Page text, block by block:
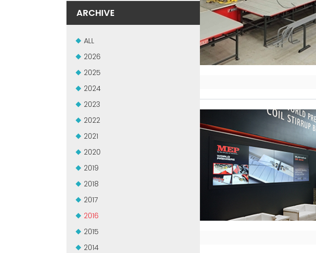
ARCHIVE
ALL
2026
2025
2024
2023
2022
2021
2020
2019
2018
2017
2016
2015
2014